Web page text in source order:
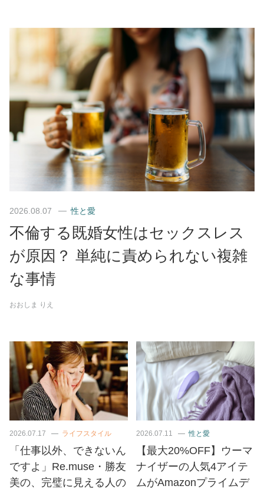
2026.08.07 性と愛
不倫する既婚女性はセックスレス
が原因？ 単純に責められない複雑
な事情
おおしま りえ
2026.07.17 ライフスタイル
「仕事以外、できないん
ですよ」Re.muse・勝友
美の、完璧に見える人の
2026.07.11 性と愛
【最大20%OFF】ウーマ
ナイザーの人気4アイテ
ムがAmazonプライムデ